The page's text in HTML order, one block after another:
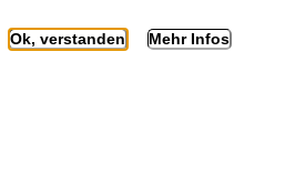
Ok, verstanden Mehr Infos